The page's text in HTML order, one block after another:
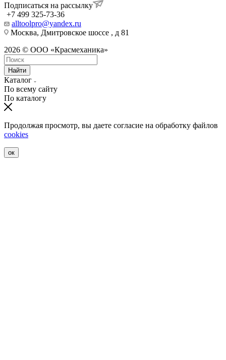
Подписаться на рассылку
+7 499 325-73-36
alltoolpro@yandex.ru
Москва, Дмитровское шоссе , д 81
2026 © ООО «Красмеханика»
Найти
Каталог
По всему сайту
По каталогу
Продолжая просмотр, вы даете согласие на обработку файлов
cookies
ок